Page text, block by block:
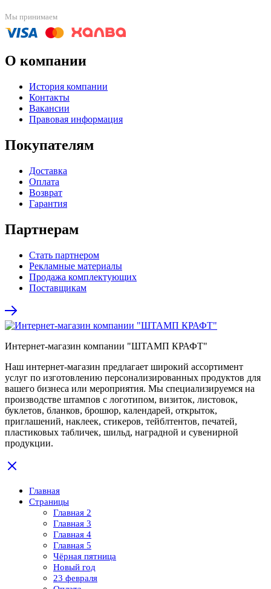
Мы принимаем
О компании
История компании
Контакты
Вакансии
Правовая информация
Покупателям
Доставка
Оплата
Возврат
Гарантия
Партнерам
Стать партнером
Рекламные материалы
Продажа комплектующих
Поставщикам
Интернет-магазин компании "ШТАМП КРАФТ"
Наш интернет-магазин предлагает широкий ассортимент
услуг по изготовлению персонализированных продуктов для
вашего бизнеса или мероприятия. Мы специализируемся на
производстве штампов с логотипом, визиток, листовок,
буклетов, бланков, брошюр, календарей, открыток,
приглашений, наклеек, стикеров, тейблтентов, печатей,
пластиковых табличек, шильд, наградной и сувенирной
продукции.
Главная
Страницы
Главная 2
Главная 3
Главная 4
Главная 5
Чёрная пятница
Новый год
23 февраля